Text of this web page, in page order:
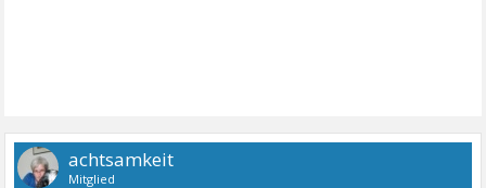
achtsamkeit
Mitglied